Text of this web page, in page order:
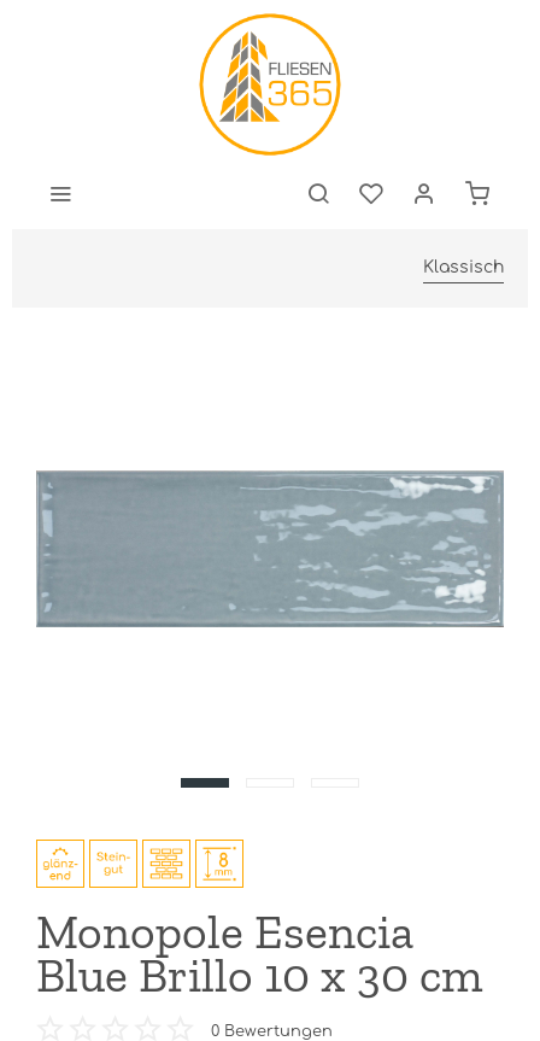
Klassisch
Monopole Esencia
Blue Brillo 10 x 30 cm
0 Bewertungen